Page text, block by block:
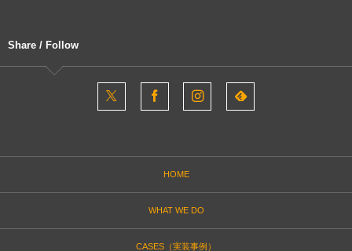
Share / Follow
HOME
WHAT WE DO
CASES（実装事例）